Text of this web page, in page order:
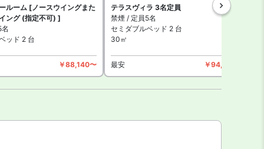
ルーム [ノースウイングまた
ング (指定不可) ]
ッド 2 台
￥88,140〜
テラスヴィラ 3名定員
禁煙 / 定員5名
セミダブルベッド 2 台
30㎡
最安 ￥94,660〜